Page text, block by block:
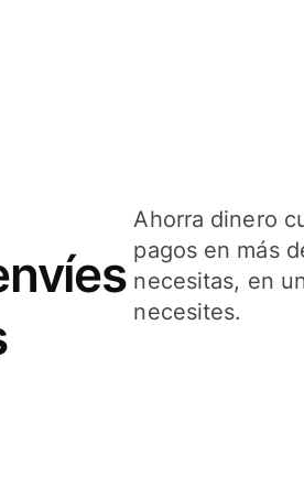
Ahorra dinero
pagos en más
necesitas, en
necesites.